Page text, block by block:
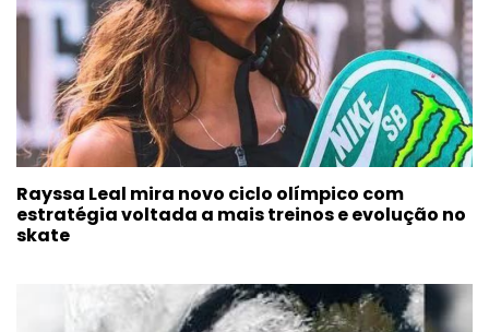
Rayssa Leal mira novo ciclo olímpico com
estratégia voltada a mais treinos e evolução no
skate